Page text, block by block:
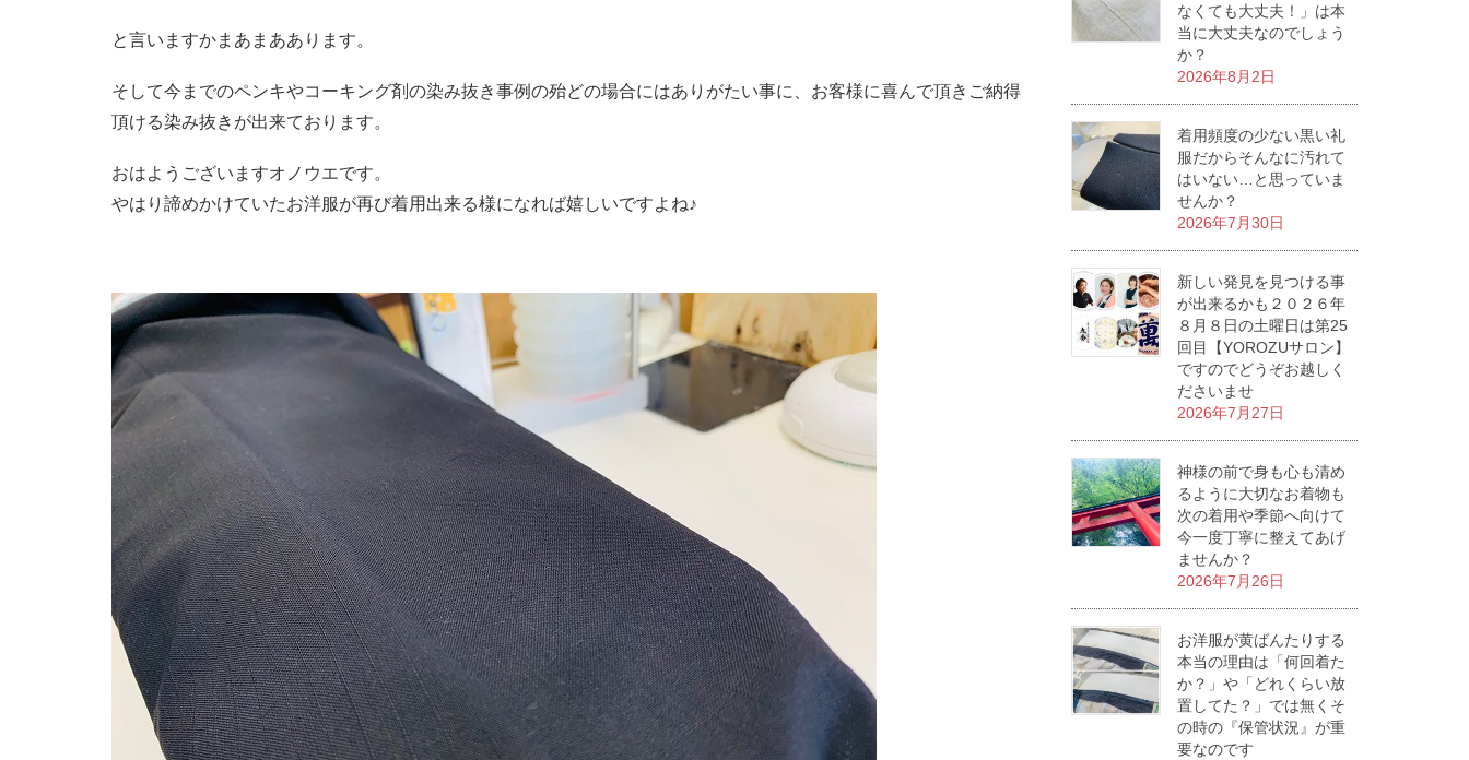
と言いますかまあまああります。
そして今までのペンキやコーキング剤の染み抜き事例の殆どの場合にはありがたい事に、お客様に喜んで頂きご納得
頂ける染み抜きが出来ております。
おはようございますオノウエです。
やはり諦めかけていたお洋服が再び着用出来る様になれば嬉しいですよね♪
なくても大丈夫！」は本
当に大丈夫なのでしょう
か？
2026年8月2日
着用頻度の少ない黒い礼
服だからそんなに汚れて
はいない…と思っていま
せんか？
2026年7月30日
新しい発見を見つける事
が出来るかも２０２６年
８月８日の土曜日は第25
回目【YOROZUサロン】
ですのでどうぞお越しく
ださいませ
2026年7月27日
神様の前で身も心も清め
るように大切なお着物も
次の着用や季節へ向けて
今一度丁寧に整えてあげ
ませんか？
2026年7月26日
お洋服が黄ばんたりする
本当の理由は「何回着た
か？」や「どれくらい放
置してた？」では無くそ
の時の『保管状況』が重
要なのです